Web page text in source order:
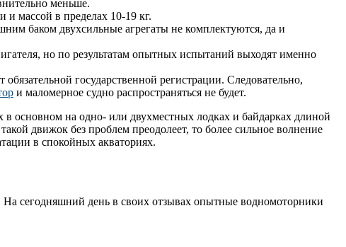
меньше.
массой в пределах 10-19 кг.
баком двухсильные агрегаты не комплектуются, да и
но по результатам опытных испытаний выходят именно
обязательной государственной регистрации. Следовательно,
и маломерное судно распространяться не будет.
основном на одно- или двухместных лодках и байдарках длиной
движок без проблем преодолеет, то более сильное волнение
в спокойных акваториях.
сегодняшний день в своих отзывах опытные водномоторники